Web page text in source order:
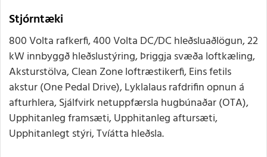
Stjórntæki
800 Volta rafkerfi, 400 Volta DC/DC hleðsluaðlögun, 22
kW innbyggð hleðslustýring, Þriggja svæða loftkæling,
Aksturstölva, Clean Zone loftræstikerfi, Eins fetils
akstur (One Pedal Drive), Lyklalaus rafdrifin opnun á
afturhlera, Sjálfvirk netuppfærsla hugbúnaðar (OTA),
Upphitanleg framsæti, Upphitanleg aftursæti,
Upphitanlegt stýri, Tvíátta hleðsla.